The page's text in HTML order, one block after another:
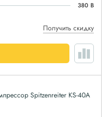
380 В
Получить скидку
Spitzenreiter KS-40A